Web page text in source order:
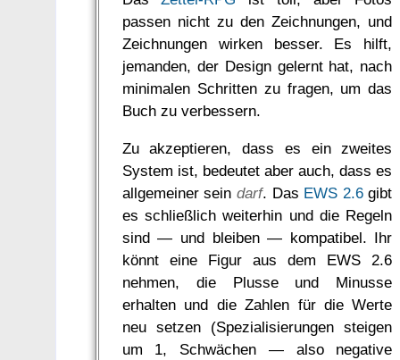
passen nicht zu den Zeichnungen, und
Zeichnungen wirken besser. Es hilft,
jemanden, der Design gelernt hat, nach
minimalen Schritten zu fragen, um das
Buch zu verbessern.
Zu akzeptieren, dass es ein zweites
System ist, bedeutet aber auch, dass es
allgemeiner sein darf. Das EWS 2.6gibt
es schließlich weiterhin und die Regeln
sind — und bleiben — kompatibel. Ihr
könnt eine Figur aus dem EWS 2.6
nehmen, die Plusse und Minusse
erhalten und die Zahlen für die Werte
neu setzen (Spezialisierungen steigen
um 1, Schwächen — also negative